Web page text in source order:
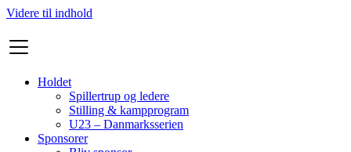
Videre til indhold
Holdet
Spillertrup og ledere
Stilling & kampprogram
U23 – Danmarksserien
Sponsorer